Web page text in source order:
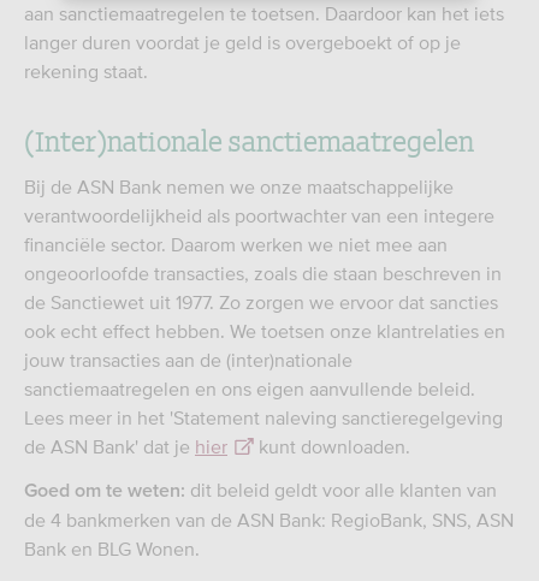
aan sanctiemaatregelen te toetsen. Daardoor kan het iets
langer duren voordat je geld is overgeboekt of op je
rekening staat.
(Inter)nationale sanctiemaatregelen
Bij de ASN Bank nemen we onze maatschappelijke
verantwoordelijkheid als poortwachter van een integere
financiële sector. Daarom werken we niet mee aan
ongeoorloofde transacties, zoals die staan beschreven in
de Sanctiewet uit 1977. Zo zorgen we ervoor dat sancties
ook echt effect hebben. We toetsen onze klantrelaties en
jouw transacties aan de (inter)nationale
sanctiemaatregelen en ons eigen aanvullende beleid.
Lees meer in het 'Statement naleving sanctieregelgeving
de ASN Bank' dat je hier kunt downloaden.
Goed om te weten: dit beleid geldt voor alle klanten van
de 4 bankmerken van de ASN Bank: RegioBank, SNS, ASN
Bank en BLG Wonen.